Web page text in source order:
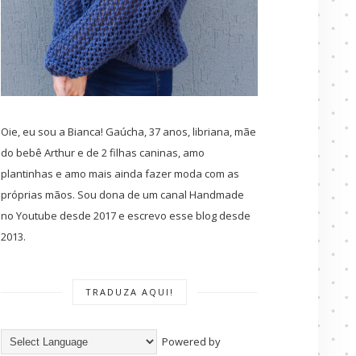
Oie, eu sou a Bianca! Gaúcha, 37 anos, libriana, mãe
do bebê Arthur e de 2 filhas caninas, amo
plantinhas e amo mais ainda fazer moda com as
próprias mãos. Sou dona de um canal Handmade
no Youtube desde 2017 e escrevo esse blog desde
2013.
TRADUZA AQUI!
Powered by